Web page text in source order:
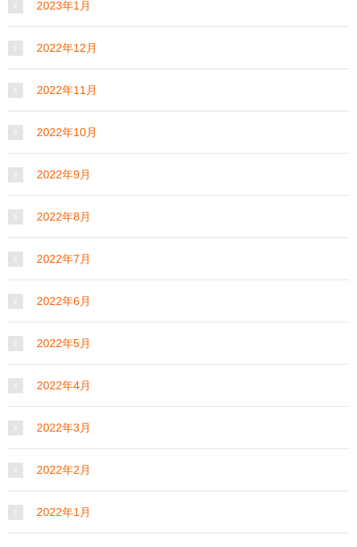
2023年1月
2022年12月
2022年11月
2022年10月
2022年9月
2022年8月
2022年7月
2022年6月
2022年5月
2022年4月
2022年3月
2022年2月
2022年1月